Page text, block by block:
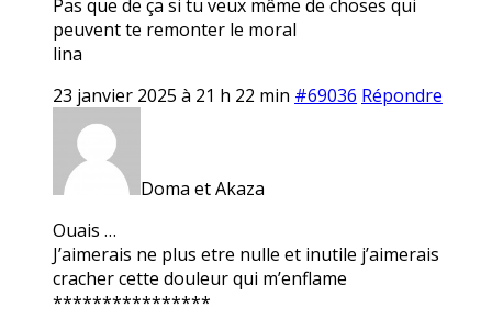
Pas que de ça si tu veux même de choses qui
peuvent te remonter le moral
lina
23 janvier 2025 à 21 h 22 min #69036 Répondre
Doma et Akaza
Ouais …
J’aimerais ne plus etre nulle et inutile j’aimerais
cracher cette douleur qui m’enflame
****************